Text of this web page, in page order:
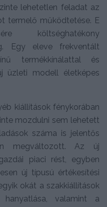
lehetetlen feladat az
termelő működtetése. E
költséghatékony
Egy eleve frekventált
termékkínálattal és
üzleti modell életképes
kiállítások fénykorában
mozdulni sem lehetett
száma is jelentős
megváltozott. Az új
piaci rést, egyben
új típusú értékesítési
okát a szakkiállítások
valamint a